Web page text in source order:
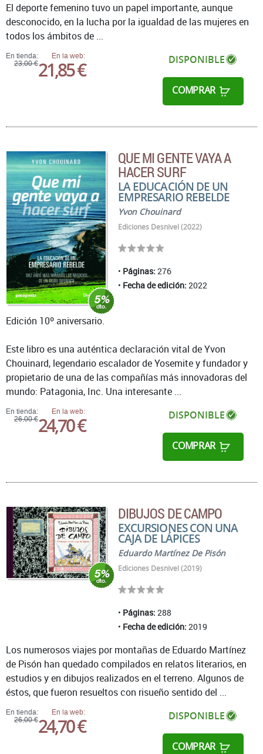
En tienda:
23,00 €
En la web:
21,85 € DISPONIBLE
COMPRAR
El deporte femenino tuvo un papel importante, aunque
desconocido, en la lucha por la igualdad de las mujeres en
todos los ámbitos de ...
QUE MI GENTE VAYA A
HACER SURF
LA EDUCACIÓN DE UN
EMPRESARIO REBELDE
Yvon Chouinard
Ediciones Desnivel (2022)
Páginas: 276
Fecha de edición: 2022
En tienda:
26,00 €
En la web:
24,70 € DISPONIBLE
COMPRAR
Edición 10º aniversario.
Este libro es una auténtica declaración vital de Yvon
Chouinard, legendario escalador de Yosemite y fundador y
propietario de una de las compañías más innovadoras del
mundo: Patagonia, Inc. Una interesante ...
DIBUJOS DE CAMPO
EXCURSIONES CON UNA
CAJA DE LÁPICES
Eduardo Martínez De Pisón
Ediciones Desnivel (2019)
Páginas: 288
Fecha de edición: 2019
En tienda:
26,00 €
En la web:
24,70 € DISPONIBLE
COMPRAR
Los numerosos viajes por montañas de Eduardo Martínez
de Pisón han quedado compilados en relatos literarios, en
estudios y en dibujos realizados en el terreno. Algunos de
éstos, que fueron resueltos con risueño sentido del ...